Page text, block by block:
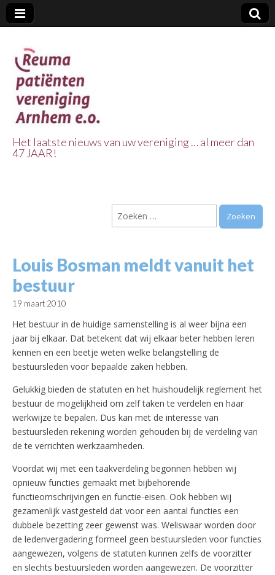
Vereniging
Arnhem e.o.
Het laatste nieuws van uw vereniging … al meer dan
47 JAAR!
Zoeken
naar:
Louis Bosman meldt vanuit het
bestuur
19 maart 2010
Het bestuur in de huidige samenstelling is al weer bijna een
jaar bij elkaar. Dat betekent dat wij elkaar beter hebben leren
kennen en een beetje weten welke belangstelling de
bestuursleden voor bepaalde zaken hebben.
Gelukkig bieden de statuten en het huishoudelijk reglement het
bestuur de mogelijkheid om zelf taken te verdelen en haar
werkwijze te bepalen. Dus kan met de interesse van
bestuursleden rekening worden gehouden bij de verdeling van
de te verrichten werkzaamheden.
Voordat wij met een taakverdeling begonnen hebben wij
opnieuw functies gemaakt met bijbehorende
functieomschrijvingen en functie-eisen. Ook hebben wij
gezamenlijk vastgesteld dat voor een aantal functies een
dubbele bezetting zeer gewenst was. Weliswaar worden door
de ledenvergadering formeel geen bestuursleden voor functies
aangewezen, volgens de statuten kunnen zelfs de voorzitter
en slechts bestuursleden worden aangewezen. De voorzitter